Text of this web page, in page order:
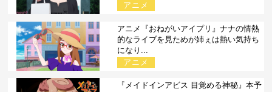
アニメ
アニメ『おねがいアイプリ』ナナの情熱
的なライブを見ためが姉ぇは熱い気持ち
になり...
アニメ
『メイドインアビス 目覚める神秘』本予